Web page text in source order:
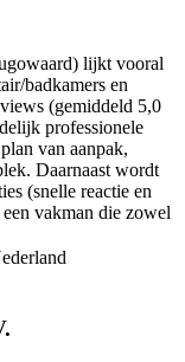
lijkt vooral
badkamers en
(gemiddeld 5,0
professionele
van aanpak,
Daarnaast wordt
(snelle reactie en
vakman die zowel